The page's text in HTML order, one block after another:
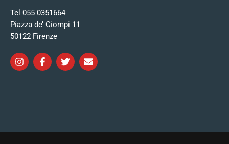
Tel 055 0351664
Piazza de’ Ciompi 11
50122 Firenze